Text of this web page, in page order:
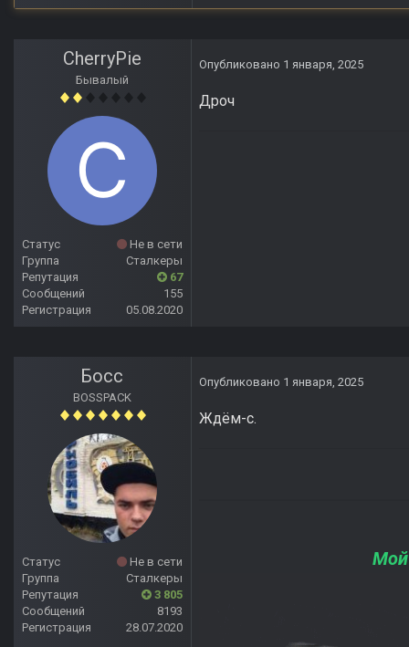
CherryPie
Бывалый
Статус
Не в сети
Группа
Сталкеры
Репутация
67
Сообщений
155
Регистрация
05.08.2020
Опубликовано 1 января, 2025
Дроч
Босс
BOSSPACK
Статус
Не в сети
Группа
Сталкеры
Репутация
3 805
Сообщений
8193
Регистрация
28.07.2020
Опубликовано 1 января, 2025
Ждём-с.